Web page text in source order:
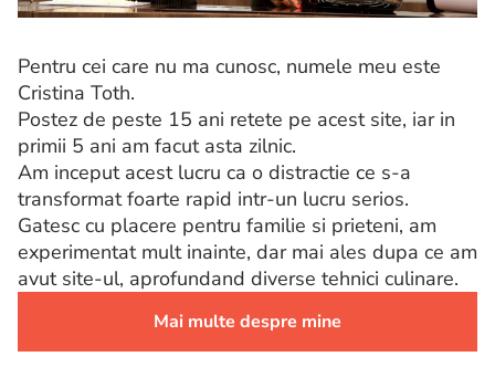
Pentru cei care nu ma cunosc, numele meu este
Cristina Toth.
Postez de peste 15 ani retete pe acest site, iar in
primii 5 ani am facut asta zilnic.
Am inceput acest lucru ca o distractie ce s-a
transformat foarte rapid intr-un lucru serios.
Gatesc cu placere pentru familie si prieteni, am
experimentat mult inainte, dar mai ales dupa ce am
avut site-ul, aprofundand diverse tehnici culinare.
Mai multe despre mine